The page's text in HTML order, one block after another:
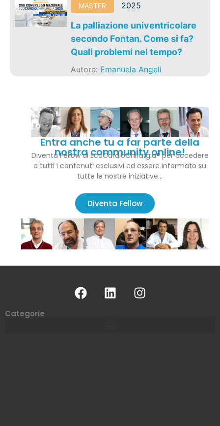
MASTER 2025
La palliazione univentricolare
secondo Fontan. Come si fa?
Quali problemi nel tempo?
Autore: Emanuela Angeli
Entra anche tu a far parte della
nostra community online!
Diventa Fellow di EcoCardioChirurgia® per accedere
a tutti i contenuti esclusivi ed essere informato su
tutte le nostre iniziative…
Diventa Fellow
Categorie